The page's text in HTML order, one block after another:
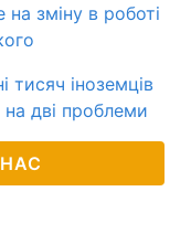
на зміну в роботі
тисяч іноземців
дві проблеми